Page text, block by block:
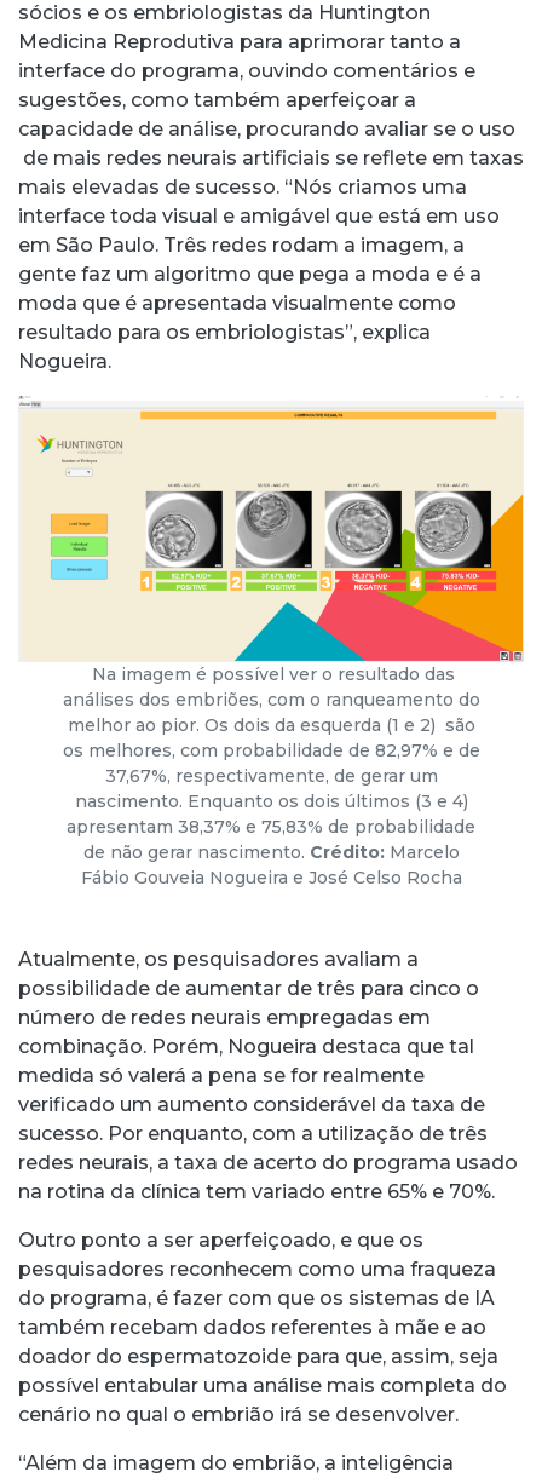
sócios e os embriologistas da Huntington
Medicina Reprodutiva para aprimorar tanto a
interface do programa, ouvindo comentários e
sugestões, como também aperfeiçoar a
capacidade de análise, procurando avaliar se o uso
de mais redes neurais artificiais se reflete em taxas
mais elevadas de sucesso. “Nós criamos uma
interface toda visual e amigável que está em uso
em São Paulo. Três redes rodam a imagem, a
gente faz um algoritmo que pega a moda e é a
moda que é apresentada visualmente como
resultado para os embriologistas”, explica
Nogueira.
Na imagem é possível ver o resultado das
análises dos embriões, com o ranqueamento do
melhor ao pior. Os dois da esquerda (1 e 2) são
os melhores, com probabilidade de 82,97% e de
37,67%, respectivamente, de gerar um
nascimento. Enquanto os dois últimos (3 e 4)
apresentam 38,37% e 75,83% de probabilidade
de não gerar nascimento. Crédito:Marcelo
Fábio Gouveia Nogueira e José Celso Rocha
Atualmente, os pesquisadores avaliam a
possibilidade de aumentar de três para cinco o
número de redes neurais empregadas em
combinação. Porém, Nogueira destaca que tal
medida só valerá a pena se for realmente
verificado um aumento considerável da taxa de
sucesso. Por enquanto, com a utilização de três
redes neurais, a taxa de acerto do programa usado
na rotina da clínica tem variado entre 65% e 70%.
Outro ponto a ser aperfeiçoado, e que os
pesquisadores reconhecem como uma fraqueza
do programa, é fazer com que os sistemas de IA
também recebam dados referentes à mãe e ao
doador do espermatozoide para que, assim, seja
possível entabular uma análise mais completa do
cenário no qual o embrião irá se desenvolver.
“Além da imagem do embrião, a inteligência